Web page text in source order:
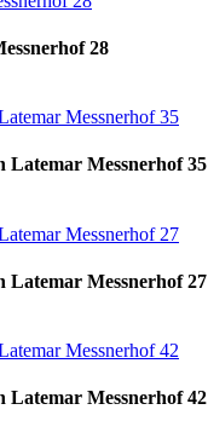
28
Latemar Messnerhof 35
Latemar Messnerhof 27
Latemar Messnerhof 42